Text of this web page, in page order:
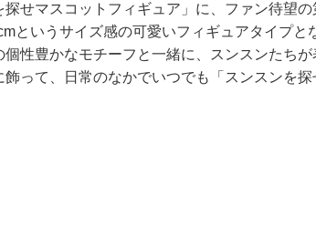
探せマスコットフィギュア」に、ファン待望
というサイズ感の可愛いフィギュアタイプと
性豊かなモチーフと一緒に、スンスンたちが
飾って、日常のなかでいつでも「スンスンを